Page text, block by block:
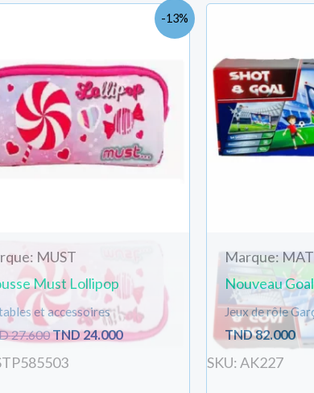
-13%
MUST
Must Lollipop
et accessoires
27.600
était :
TND
27.600.
TND24.000
est :
TND
24.000.
Marque:
Nouveau
Jeux de rôle
TND82.000
SKU: AK227